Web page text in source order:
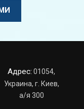
Адрес: 01054,
Украина, г. Киев,
a/я 300